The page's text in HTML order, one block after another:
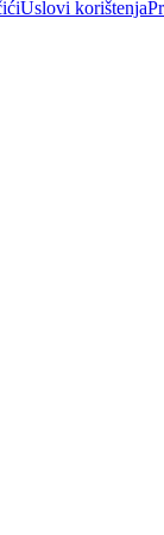
Uslovi korištenja